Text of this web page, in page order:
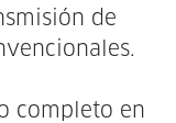
de
completo en